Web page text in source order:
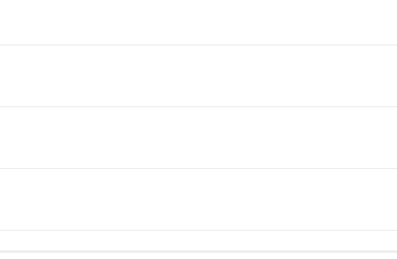
20 Maggio
20 Maggio
20 Maggio
20 Maggio
20 Maggio
20 Maggio
20 Maggio
20 Maggio